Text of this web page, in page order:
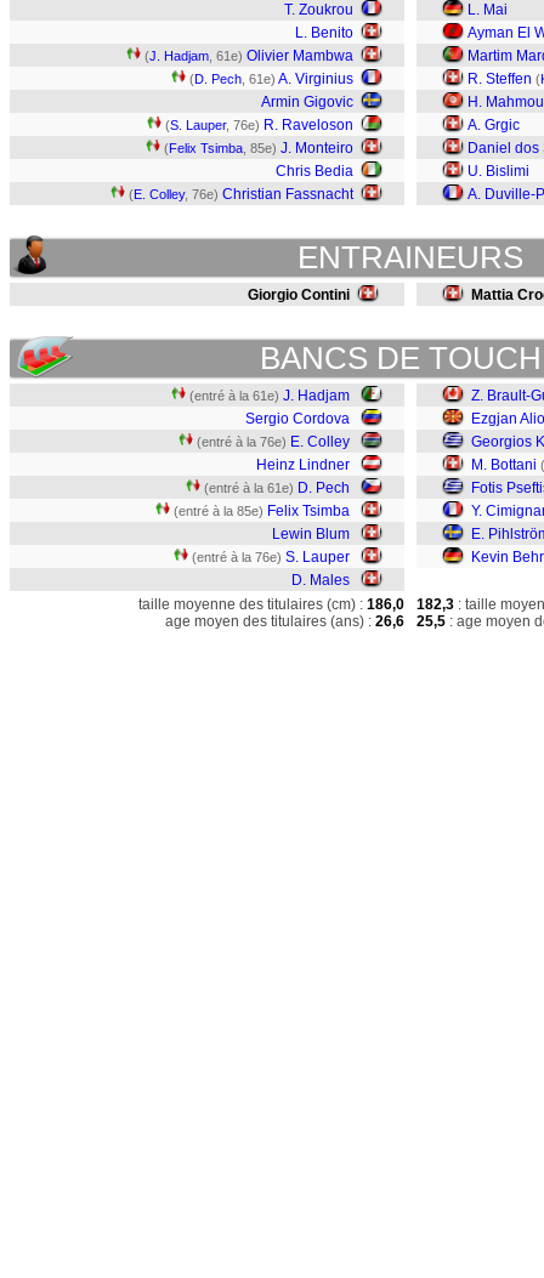
T. Zoukrou
L. Benito
(J. Hadjam , 61e) Olivier Mambwa
(D. Pech , 61e) A. Virginius
Armin Gigovic
(S. Lauper, 76e) R. Raveloson
(Felix Tsimba , 85e) J. Monteiro
Chris Bedia
(E. Colley, 76e) Christian Fassnacht
L. Mai
Ayman El
Martim
R. Steffen (
H.
A. Grgic
Daniel dos
U. Bislimi
A. Duville-
ENTRAINEURS
Giorgio Contini Mattia
BANCS DE
(entré à la 61e) J. Hadjam
Sergio Cordova
(entré à la 76e) E. Colley
Heinz Lindner
(entré à la 61e) D. Pech
(entré à la 85e) Felix Tsimba
Lewin Blum
(entré à la 76e) S. Lauper
D. Males
Z. Brault-
Ezgjan
Georgios
M. Bottani
Fotis
Y.
E.
Kevin
taille moyenne des titulaires (cm) : 186,0
age moyen des titulaires (ans) : 26,6
182,3 : taille
25,5 : age moyen